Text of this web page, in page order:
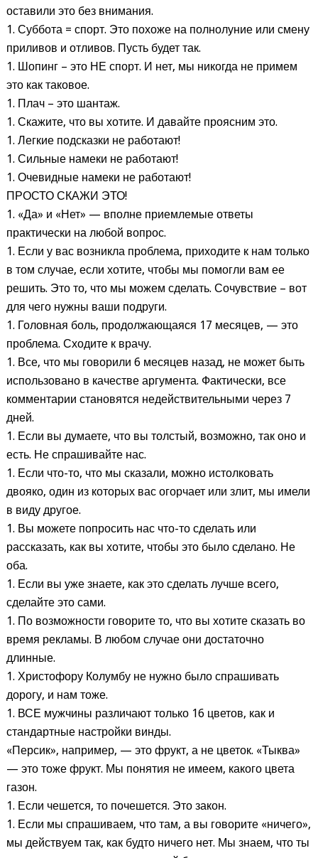
оставили это без внимания.
1. Суббота = спорт. Это похоже на полнолуние или смену
приливов и отливов. Пусть будет так.
1. Шопинг – это НЕ спорт. И нет, мы никогда не примем
это как таковое.
1. Плач – это шантаж.
1. Скажите, что вы хотите. И давайте проясним это.
1. Легкие подсказки не работают!
1. Сильные намеки не работают!
1. Очевидные намеки не работают!
ПРОСТО СКАЖИ ЭТО!
1. «Да» и «Нет» — вполне приемлемые ответы
практически на любой вопрос.
1. Если у вас возникла проблема, приходите к нам только
в том случае, если хотите, чтобы мы помогли вам ее
решить. Это то, что мы можем сделать. Сочувствие – вот
для чего нужны ваши подруги.
1. Головная боль, продолжающаяся 17 месяцев, — это
проблема. Сходите к врачу.
1. Все, что мы говорили 6 месяцев назад, не может быть
использовано в качестве аргумента. Фактически, все
комментарии становятся недействительными через 7
дней.
1. Если вы думаете, что вы толстый, возможно, так оно и
есть. Не спрашивайте нас.
1. Если что-то, что мы сказали, можно истолковать
двояко, один из которых вас огорчает или злит, мы имели
в виду другое.
1. Вы можете попросить нас что-то сделать или
рассказать, как вы хотите, чтобы это было сделано. Не
оба.
1. Если вы уже знаете, как это сделать лучше всего,
сделайте это сами.
1. По возможности говорите то, что вы хотите сказать во
время рекламы. В любом случае они достаточно
длинные.
1. Христофору Колумбу не нужно было спрашивать
дорогу, и нам тоже.
1. ВСЕ мужчины различают только 16 цветов, как и
стандартные настройки винды.
«Персик», например, — это фрукт, а не цветок. «Тыква»
— это тоже фрукт. Мы понятия не имеем, какого цвета
газон.
1. Если чешется, то почешется. Это закон.
1. Если мы спрашиваем, что там, а вы говорите «ничего»,
мы действуем так, как будто ничего нет. Мы знаем, что ты